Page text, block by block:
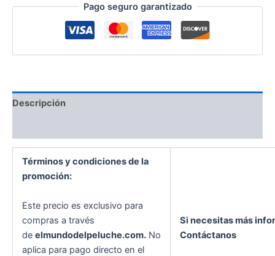
Pago seguro garantizado
Descripción
Términos y condiciones de la
promoción:
Este precio es exclusivo para
compras a través
de elmundodelpeluche.com.No
aplica para pago directo en el
Si necesitas más
Contáctanos